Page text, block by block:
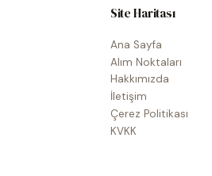
Site Haritası
Ana Sayfa
Alım Noktaları
Hakkımızda
İletişim
Çerez Politikası
KVKK